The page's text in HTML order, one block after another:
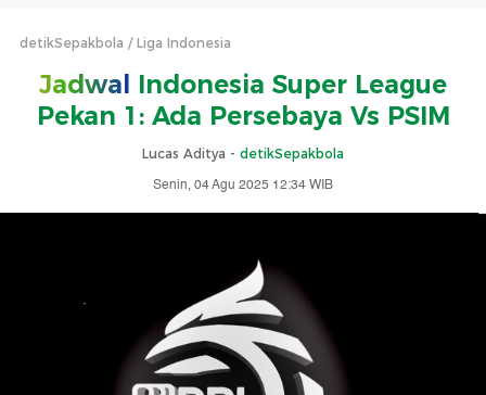
detikSepakbola Liga Indonesia
Jadwal
Indonesia Super League
Pekan 1: Ada Persebaya Vs PSIM
Lucas Aditya - detikSepakbola
Senin, 04 Agu 2025 12:34 WIB